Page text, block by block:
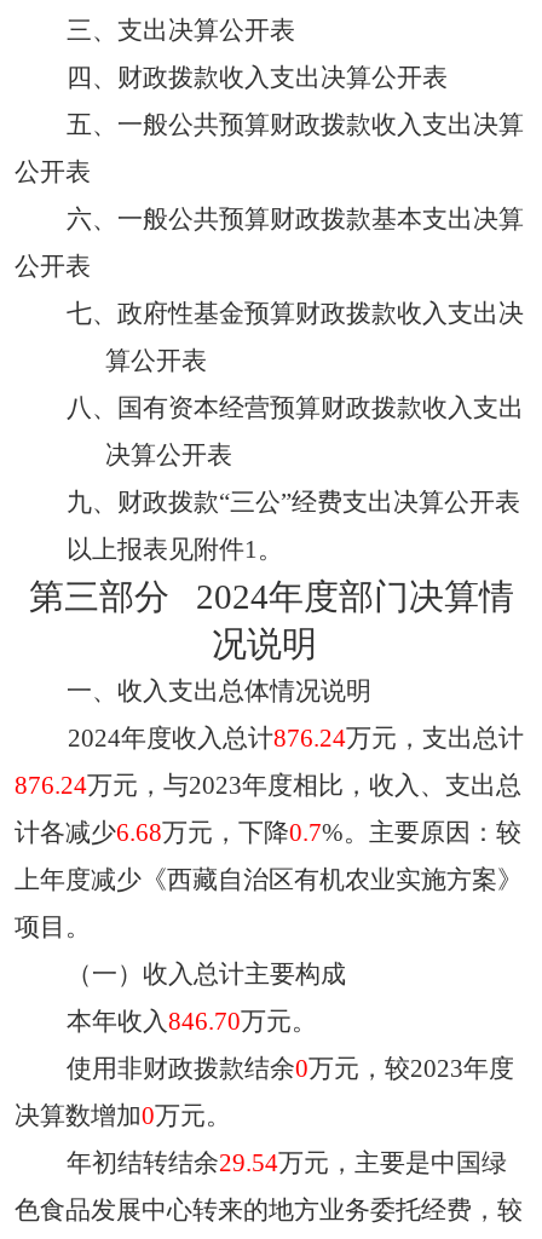
三、支出决算公开表
四、财政拨款收入支出决算公开表
五、一般公共预算财政拨款收入支出决算
公开表
六、一般公共预算财政拨款基本支出决算
公开表
七、政府性基金预算财政拨款收入支出决
算公开表
八、国有资本经营预算财政拨款收入支出
决算公开表
九、财政拨款“三公”经费支出决算公开表
以上报表见附件1。
第三部分 2024年度部门决算情
况说明
一、收入支出总体情况说明
2024年度收入总计876.24万元，支出总计
876.24万元，与2023年度相比，收入、支出总
计各减少6.68万元，下降0.7%。主要原因： 较
上年度减少《西藏自治区有机农业实施方案》
项目 。
（一） 收入总计主要构成
本年收入846.70万元。
使用非财政拨款结余0万元，较2023年度
决算数增加0万元。
年初结转结余29.54万元，主要是中国绿
色食品发展中心转来的地方业务委托经费 ，较